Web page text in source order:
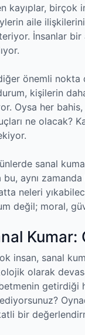
kayıplar, birçok
aile
İnsanlar bir
önemli nokta
kişilerin
Oysa her
ne olacak?
sanal
bu, aynı zamanda
neleri
değil; moral,
Kumar:
insan, sanal
olarak
getirdiği
bir